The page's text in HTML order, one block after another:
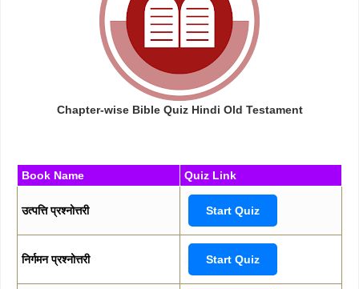
Chapter-wise Bible Quiz Hindi Old Testament
Book Name Quiz Link
उत्पत्ति प्रश्नोत्तरी Start Quiz
निर्गमन प्रश्नोत्तरी Start Quiz